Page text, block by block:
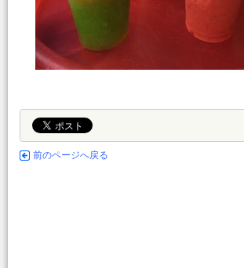
前のページへ戻る